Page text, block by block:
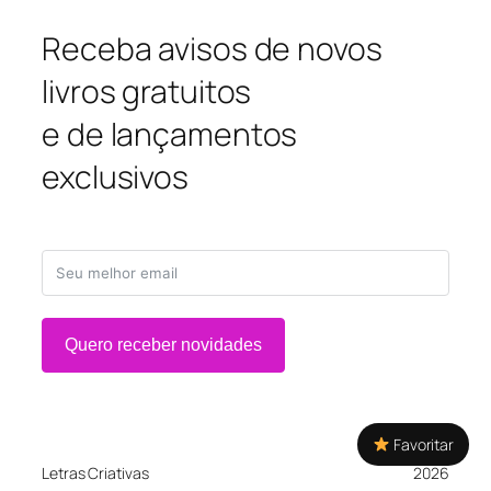
Receba avisos de novos
livros gratuitos
e de lançamentos
exclusivos
Quero receber novidades
Letras Criativas 2026
Favoritar